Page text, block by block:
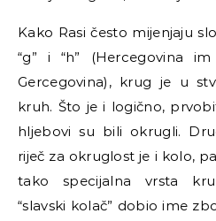
Kako Rasi često mijenjaju
“g” i “h” (Hercegovina
Gercegovina), krug je u
kruh. Što je i logično,
hljebovi su bili okrugli.
riječ za okruglost je i kolo,
tako specijalna vrsta
“slavski kolač” dobio ime